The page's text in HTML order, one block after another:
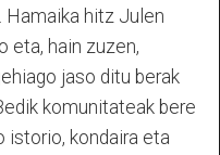
Hamaika hitz Julen
eta, hain zuzen,
jaso ditu berak
komunitateak bere
istorio, kondaira eta